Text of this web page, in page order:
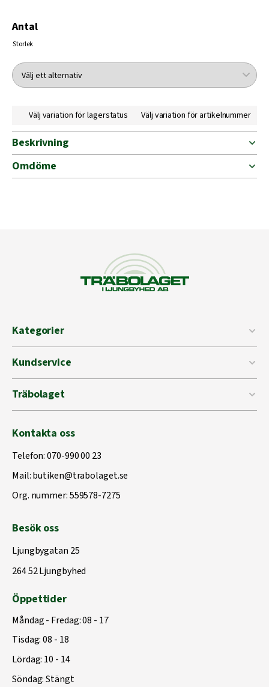
Antal
Storlek
Välj variation för lagerstatus Välj variation för artikelnummer
Beskrivning
Omdöme
Kategorier
Kundservice
Träbolaget
Kontakta oss
Telefon:070-990 00 23
Mail:butiken@trabolaget.se
Org. nummer: 559578-7275
Besök oss
Ljungbygatan 25
264 52 Ljungbyhed
Öppettider
Måndag - Fredag: 08 - 17
Tisdag: 08 - 18
Lördag: 10 - 14
Söndag: Stängt